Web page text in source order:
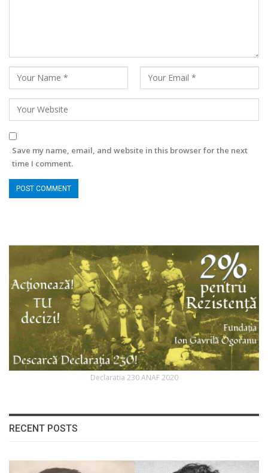
Save my name, email, and website in this browser for the next
time I comment.
Declaratia 230 ANAF 2020
RECENT POSTS